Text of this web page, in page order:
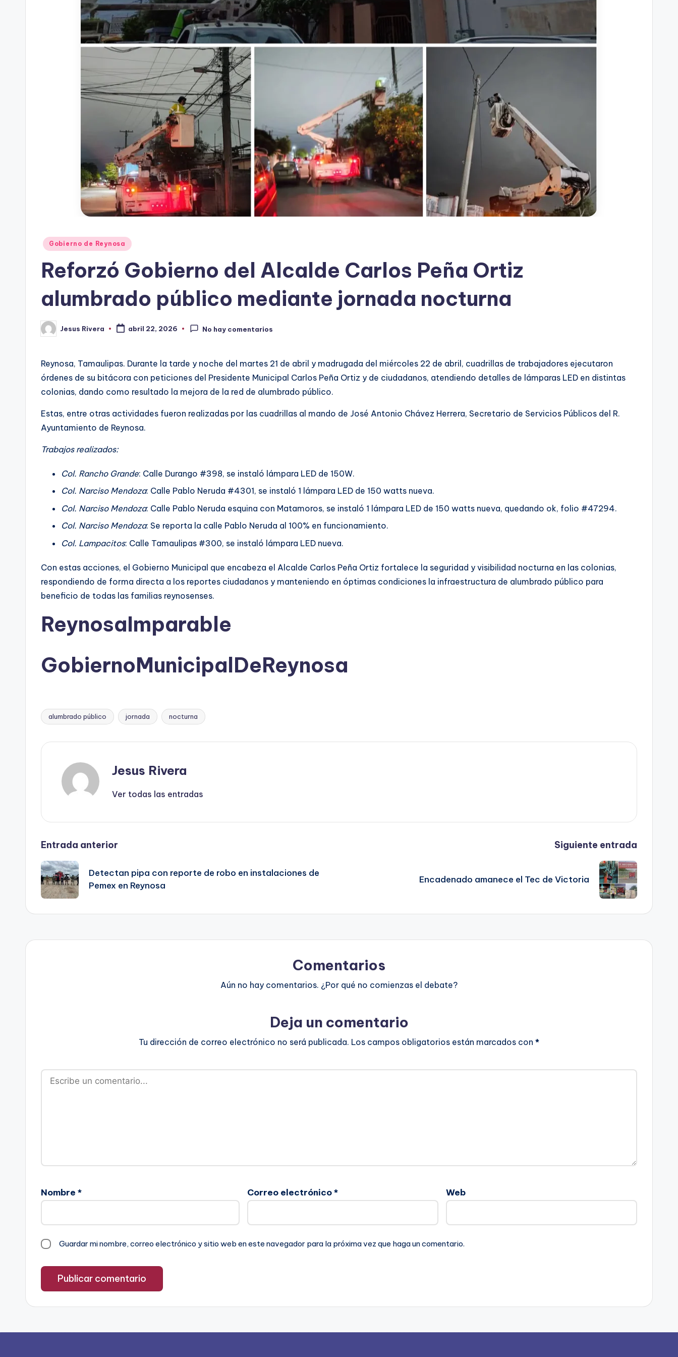
Publicado
Gobierno de Reynosa
Reforzó Gobierno del Alcalde Carlos Peña Ortiz
alumbrado público mediante jornada nocturna
Publicado
por
Jesus Rivera abril 22, 2026 No hay comentarios
Reynosa, Tamaulipas. Durante la tarde y noche del martes 21 de abril y madrugada del miércoles 22 de abril, cuadrillas de trabajadores ejecutaron
órdenes de su bitácora con peticiones del Presidente Municipal Carlos Peña Ortiz y de ciudadanos, atendiendo detalles de lámparas LED en distintas
colonias, dando como resultado la mejora de la red de alumbrado público.
Estas, entre otras actividades fueron realizadas por las cuadrillas al mando de José Antonio Chávez Herrera, Secretario de Servicios Públicos del R.
Ayuntamiento de Reynosa.
Trabajos realizados:
Col. Rancho Grande: Calle Durango #398, se instaló lámpara LED de 150W.
Col. Narciso Mendoza: Calle Pablo Neruda #4301, se instaló 1 lámpara LED de 150 watts nueva.
Col. Narciso Mendoza: Calle Pablo Neruda esquina con Matamoros, se instaló 1 lámpara LED de 150 watts nueva, quedando ok, folio #47294.
Col. Narciso Mendoza: Se reporta la calle Pablo Neruda al 100% en funcionamiento.
Col. Lampacitos: Calle Tamaulipas #300, se instaló lámpara LED nueva.
Con estas acciones, el Gobierno Municipal que encabeza el Alcalde Carlos Peña Ortiz fortalece la seguridad y visibilidad nocturna en las colonias,
respondiendo de forma directa a los reportes ciudadanos y manteniendo en óptimas condiciones la infraestructura de alumbrado público para
beneficio de todas las familias reynosenses.
ReynosaImparable
GobiernoMunicipalDeReynosa
Etiquetas:
alumbrado público jornada nocturna
Jesus Rivera
Ver todas las entradas
Navegación
de
entradas
Entrada anterior
Detectan pipa con reporte de robo en instalaciones de
Pemex en Reynosa
Siguiente entrada
Encadenado amanece el Tec de Victoria
Comentarios
Aún no hay comentarios. ¿Por qué no comienzas el debate?
Deja un comentario
Tu dirección de correo electrónico no será publicada. Los campos obligatorios están marcados con *
Nombre * Correo electrónico* Web
Guardar mi nombre, correo electrónico y sitio web en este navegador para la próxima vez que haga un comentario.